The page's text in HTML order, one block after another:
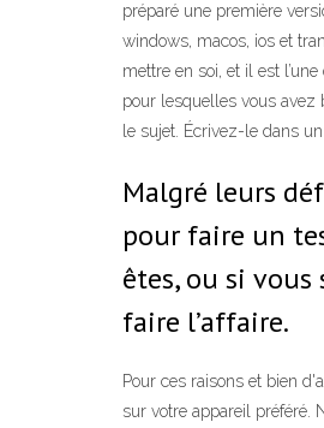
préparé une première
windows, macos, ios et
mettre en soi, et il est
pour lesquelles vous avez
le sujet. Écrivez-le dans
Malgré leurs
pour faire un
êtes, ou si
faire l’affaire.
Pour ces raisons et bien
sur votre appareil préféré.